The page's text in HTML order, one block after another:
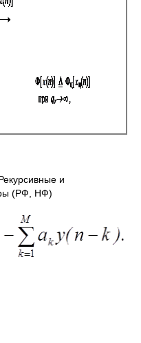
Рекурсивные и
(РФ, НФ)